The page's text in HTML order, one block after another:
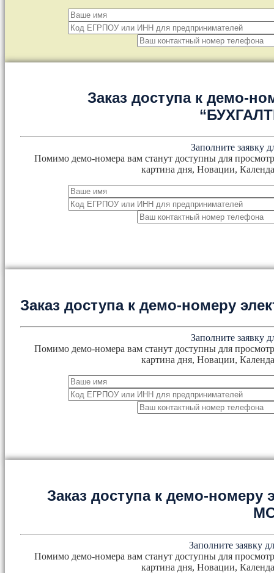
Заказ доступа к демо-
Заполните заявку
Помимо демо-номера вам станут доступны для
картина дня, Новации,
Заказ доступа к демо-номеру
Заполните заявку
Помимо демо-номера вам станут доступны для
картина дня, Новации,
Заказ доступа к демо-номеру
Заполните заявку
Помимо демо-номера вам станут доступны для
картина дня, Новации,